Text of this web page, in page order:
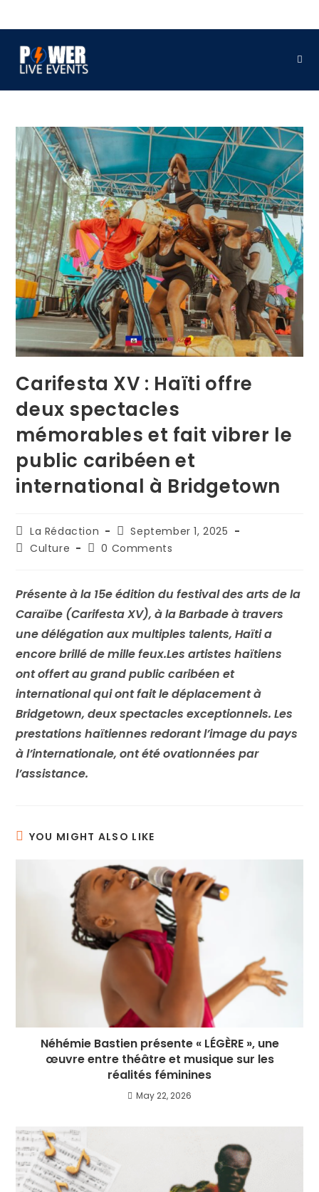
Carifesta XV : Haïti offre
deux spectacles
mémorables et fait vibrer le
public caribéen et
international à Bridgetown
La Rédaction
September 1, 2025
Culture
0 Comments
Présente à la 15e édition du festival des arts de la
Caraïbe (Carifesta XV), à la Barbade à travers
une délégation aux multiples talents, Haïti a
encore brillé de mille feux.Les artistes haïtiens
ont offert au grand public caribéen et
international qui ont fait le déplacement à
Bridgetown, deux spectacles exceptionnels. Les
prestations haïtiennes redorant l’image du pays
à l’internationale, ont été ovationnées par
l’assistance.
YOU MIGHT ALSO LIKE
Néhémie Bastien présente « LÉGÈRE », une
œuvre entre théâtre et musique sur les
réalités féminines
May 22, 2026